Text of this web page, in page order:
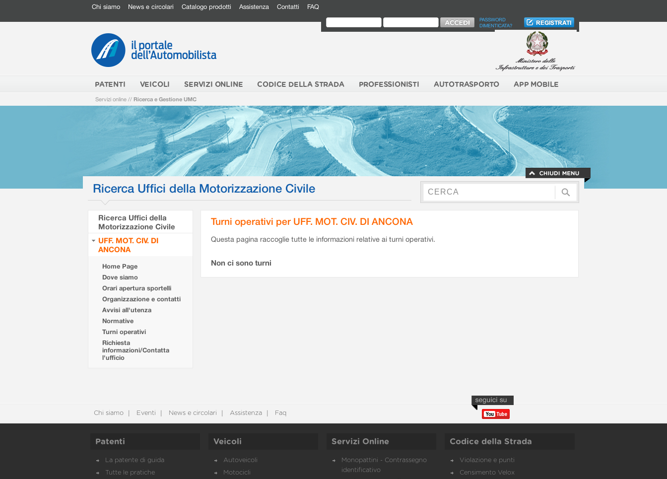
Chi siamo News e circolari Catalogo prodotti Assistenza Contatti FAQ
PASSWORD
DIMENTICATA?
PATENTI VEICOLI SERVIZI ONLINE CODICE DELLA STRADA PROFESSIONISTI AUTOTRASPORTO APP MOBILE
Servizi online // Ricerca e Gestione UMC
Ricerca Uffici della Motorizzazione Civile
Ricerca Uffici della
Motorizzazione Civile
UFF. MOT. CIV. DI
ANCONA
Home Page
Dove siamo
Orari apertura sportelli
Organizzazione e contatti
Avvisi all'utenza
Normative
Turni operativi
Richiesta
informazioni/Contatta
l'ufficio
Turni operativi per UFF. MOT. CIV. DI ANCONA
Questa pagina raccoglie tutte le informazioni relative ai turni operativi.
Non ci sono turni
Chi siamo Eventi News e circolari Assistenza Faq
Patenti
La patente di guida
Tutte le pratiche
Veicoli
Autoveicoli
Motocicli
Servizi Online
Monopattini - Contrassegno
identificativo
Codice della Strada
Violazione e punti
Censimento Velox